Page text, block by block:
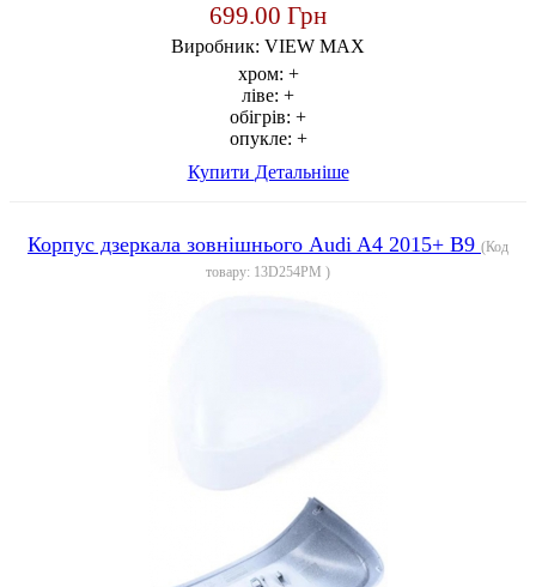
699.00 Грн
Виробник: VIEW MAX
хром: +
ліве: +
обігрів: +
опукле: +
Купити Детальніше
Корпус дзеркала зовнішнього Audi A4 2015+ B9 (Код
товару: 13D254PM )